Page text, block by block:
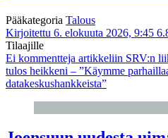
Pääkategoria Talous
Kirjoitettu 6. elokuuta 2026, 9:45
Tilaajille
Ei kommentteja artikkeliin SRV:n
tulos heikkeni – ”Käymme
datakeskushankkeista”